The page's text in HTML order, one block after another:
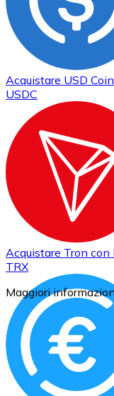
Acquistare USD Coin
USDC
Acquistare Tron con
TRX
Maggiori